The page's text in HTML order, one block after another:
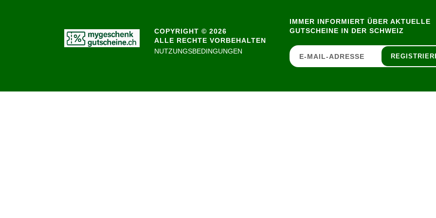
COPYRIGHT © 2026
ALLE RECHTE VORBEHALTEN
NUTZUNGSBEDINGUNGEN
IMMER INFORMIERT ÜBER AKTUELLE
GUTSCHEINE IN DER SCHWEIZ